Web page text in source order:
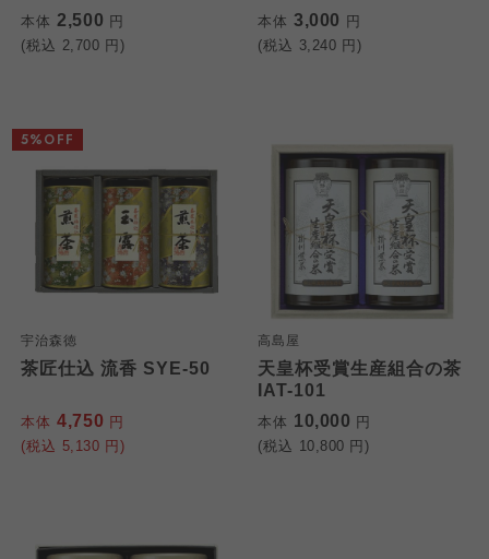
本体 2,500 円
(税込 2,700 円)
本体 3,000 円
(税込 3,240 円)
宇治森徳
茶匠仕込 流香 SYE-50
本体 4,750 円
(税込 5,130 円)
5%OFF
高島屋
天皇杯受賞生産組合の茶
IAT-101
本体 10,000 円
(税込 10,800 円)